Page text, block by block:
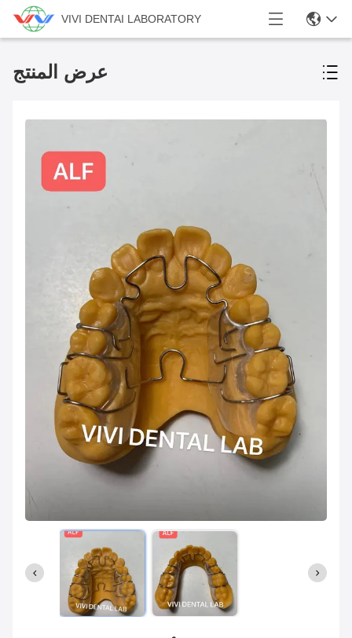
VIVI DENTAI LABORATORY
عرض المنتج